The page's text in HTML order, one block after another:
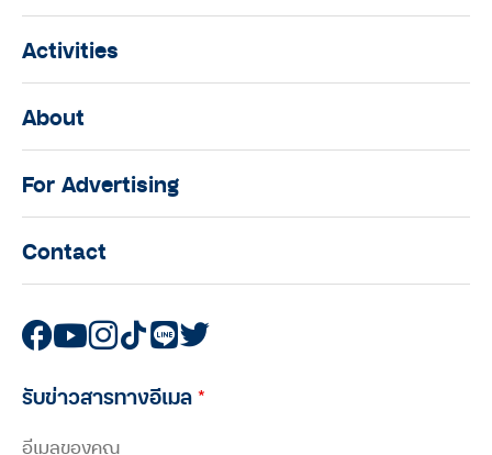
Activities
About
For Advertising
Contact
รับข่าวสารทางอีเมล*